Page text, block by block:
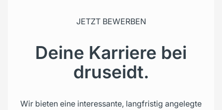
JETZT BEWERBEN
Deine Karriere bei
druseidt.
Wir bieten eine interessante, langfristig angelegte